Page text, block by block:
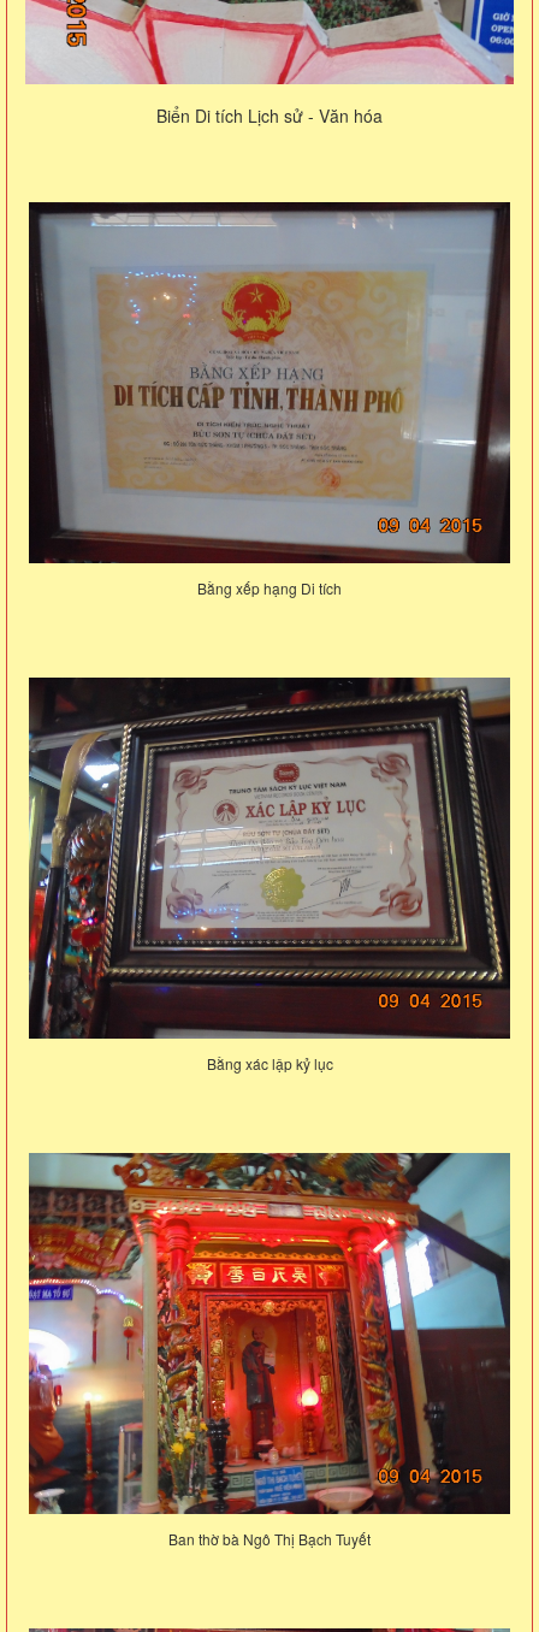
Biển Di tích Lịch sử - Văn hóa
Bằng xếp hạng Di tích
Bằng xác lập kỷ lục
Ban thờ bà Ngô Thị Bạch Tuyết